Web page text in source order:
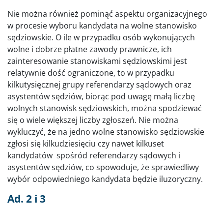
Nie można również pominąć aspektu organizacyjnego
w procesie wyboru kandydata na wolne stanowisko
sędziowskie. O ile w przypadku osób wykonujących
wolne i dobrze płatne zawody prawnicze, ich
zainteresowanie stanowiskami sędziowskimi jest
relatywnie dość ograniczone, to w przypadku
kilkutysięcznej grupy referendarzy sądowych oraz
asystentów sędziów, biorąc pod uwagę małą liczbę
wolnych stanowisk sędziowskich, można spodziewać
się o wiele większej liczby zgłoszeń. Nie można
wykluczyć, że na jedno wolne stanowisko sędziowskie
zgłosi się kilkudziesięciu czy nawet kilkuset
kandydatów spośród referendarzy sądowych i
asystentów sędziów, co spowoduje, że sprawiedliwy
wybór odpowiedniego kandydata będzie iluzoryczny.
Ad. 2 i 3